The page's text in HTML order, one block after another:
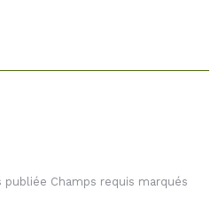
Champs requis marqués